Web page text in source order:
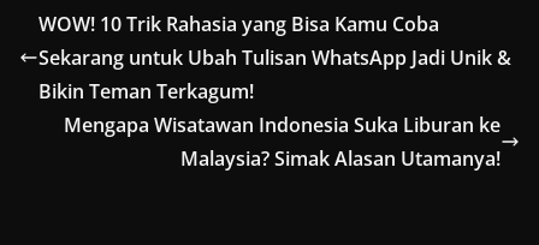
WOW! 10 Trik Rahasia yang Bisa Kamu Coba
Sekarang untuk Ubah Tulisan WhatsApp Jadi Unik &
Bikin Teman Terkagum!
Mengapa Wisatawan Indonesia Suka Liburan ke
Malaysia? Simak Alasan Utamanya!